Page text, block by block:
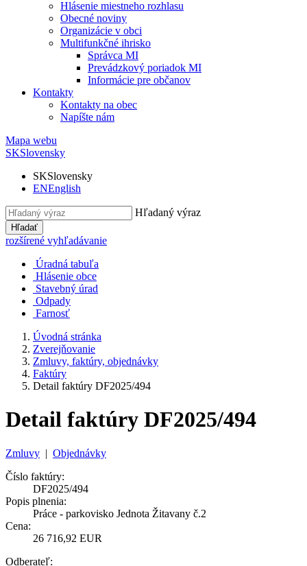
Hlásenie miestneho rozhlasu
Obecné noviny
Organizácie v obci
Multifunkčné ihrisko
Správca MI
Prevádzkový poriadok MI
Informácie pre občanov
Kontakty
Kontakty na obec
Napíšte nám
Mapa webu
SKSlovensky
SKSlovensky
ENEnglish
Hľadaný výraz
Hľadať
rozšírené vyhľadávanie
Úradná tabuľa
Hlásenie obce
Stavebný úrad
Odpady
Farnosť
Úvodná stránka
Zverejňovanie
Zmluvy, faktúry, objednávky
Faktúry
Detail faktúry DF2025/494
Detail faktúry DF2025/494
Zmluvy | Objednávky
Číslo faktúry:
DF2025/494
Popis plnenia:
Práce - parkovisko Jednota Žitavany č.2
Cena:
26 716,92 EUR
Odberateľ: